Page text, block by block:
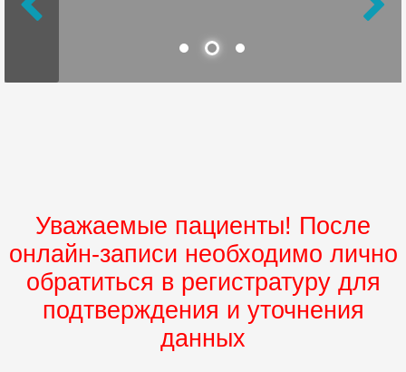
Уважаемые пациенты! После
онлайн-записи необходимо лично
обратиться в регистратуру для
подтверждения и уточнения
данных